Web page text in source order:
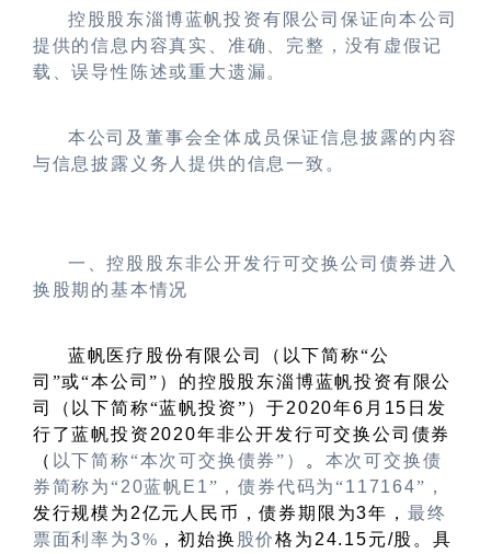
控股股东淄博蓝帆投资有限公司保证向本公司
提供的信息内容真实、准确、完整，没有虚假记
载、误导性陈述或重大遗漏。
本公司及董事会全体成员保证信息披露的内容
与信息披露义务人提供的信息一致。
一、控股股东非公开发行可交换公司债券进入
换股期的基本情况
蓝帆医疗股份有限公司（以下简称“公
司 ”或“本公司” ）的控股股东淄博蓝帆投资有限公
司（以下简称“蓝帆投资”）于2020年6 月 15 日发
行了蓝帆投资 2020年非公开发行可交换公司债券
（ 以下简称“本次可交换债券” ） 。 本次可交换债
券简称为“20蓝帆 E1”，债券代码为“117164”，
发行规模为 2亿元人民币，债券期限为3年， 最终
票面利率为3% ，初始换 股价格为 24.15元/股。具